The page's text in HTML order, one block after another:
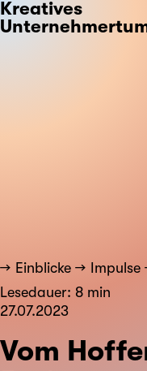
Kreatives
Einblicke Impulse
Lesedauer: 8 min
27.07.2023
Vom